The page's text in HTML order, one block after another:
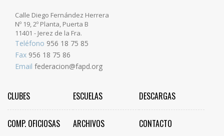
Calle Diego Fernández Herrera
Nº 19, 2º Planta, Puerta B
11401 - Jerez de la Fra.
Teléfono 956 18 75 85
Fax 956 18 75 86
Email federacion@fapd.org
CLUBES ESCUELAS DESCARGAS
COMP. OFICIOSAS ARCHIVOS CONTACTO